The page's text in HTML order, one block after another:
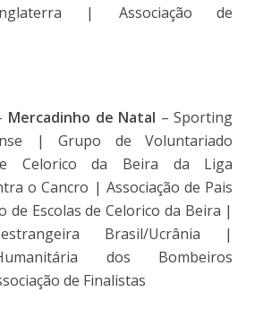
Inglaterra | Associação de
Mercadinho de Natal – Sporting
| Grupo de Voluntariado
Celorico da Beira da Liga
o Cancro | Associação de Pais
de Escolas de Celorico da Beira |
Brasil/Ucrânia |
dos Bombeiros
de Finalistas